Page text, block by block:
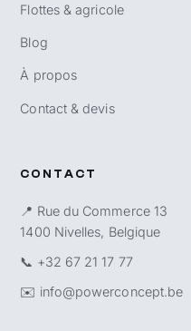
Flottes & agricole
Blog
À propos
Contact & devis
CONTACT
📍 Rue du Commerce 13
1400 Nivelles, Belgique
📞 +32 67 21 17 77
✉️ info@powerconcept.be